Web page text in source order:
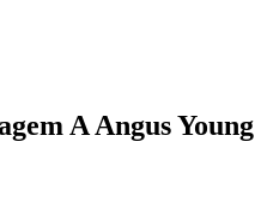
A Angus Young